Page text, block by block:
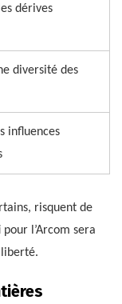
dérives
diversité des
influences
risquent de
l’Arcom sera